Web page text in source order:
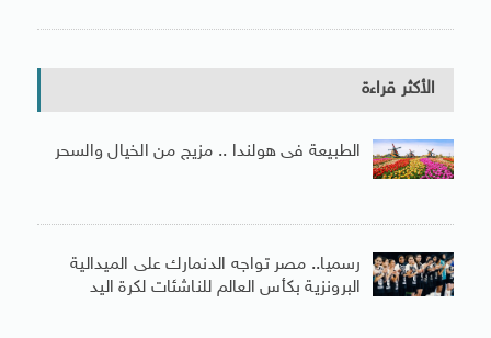
الأكثر قراءة
الطبيعة فى هولندا .. مزيج من الخيال والسحر
رسميا.. مصر تواجه الدنمارك على الميدالية
البرونزية بكأس العالم للناشئات لكرة اليد